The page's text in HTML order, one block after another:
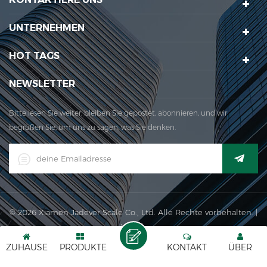
der Rechtsorganisation. 1999 Xiamen Jadever Skala Co.,
Ltd.war etabliert; Der Hauptproduktionsbereich für unser
Unternehmen befindet sich hier. 2006 Jadever erwor...
UNTERNEHMEN
HOT TAGS
NEWSLETTER
Bitte lesen Sie weiter, bleiben Sie gepostet, abonnieren, und wir
begrüßen Sie, um uns zu sagen, was Sie denken.
© 2026 Xiamen Jadever Scale Co., Ltd. Alle Rechte vorbehalten. |
XML
|
IPv6-Netzwerk unterstützt
ZUHAUSE PRODUKTE ÜBER
KONTAKT